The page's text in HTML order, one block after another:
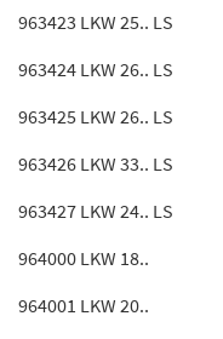
963423 LKW 25.. LS
963424 LKW 26.. LS
963425 LKW 26.. LS
963426 LKW 33.. LS
963427 LKW 24.. LS
964000 LKW 18..
964001 LKW 20..